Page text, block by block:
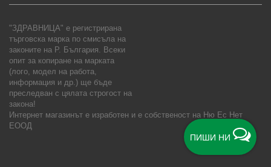
ПИШИ НИ
"ЗДРАВНИЦА" е регистрирана
търговска марка по смисъла на
законите на Р. България. Всеки
опит за копиране на марката
(лого, модел на работа,
информация и др.) ще бъде
преследван с цялата строгост на
закона!
Интернет магазинът е изработен и е собственост на Ню Ес Нет
ЕООД